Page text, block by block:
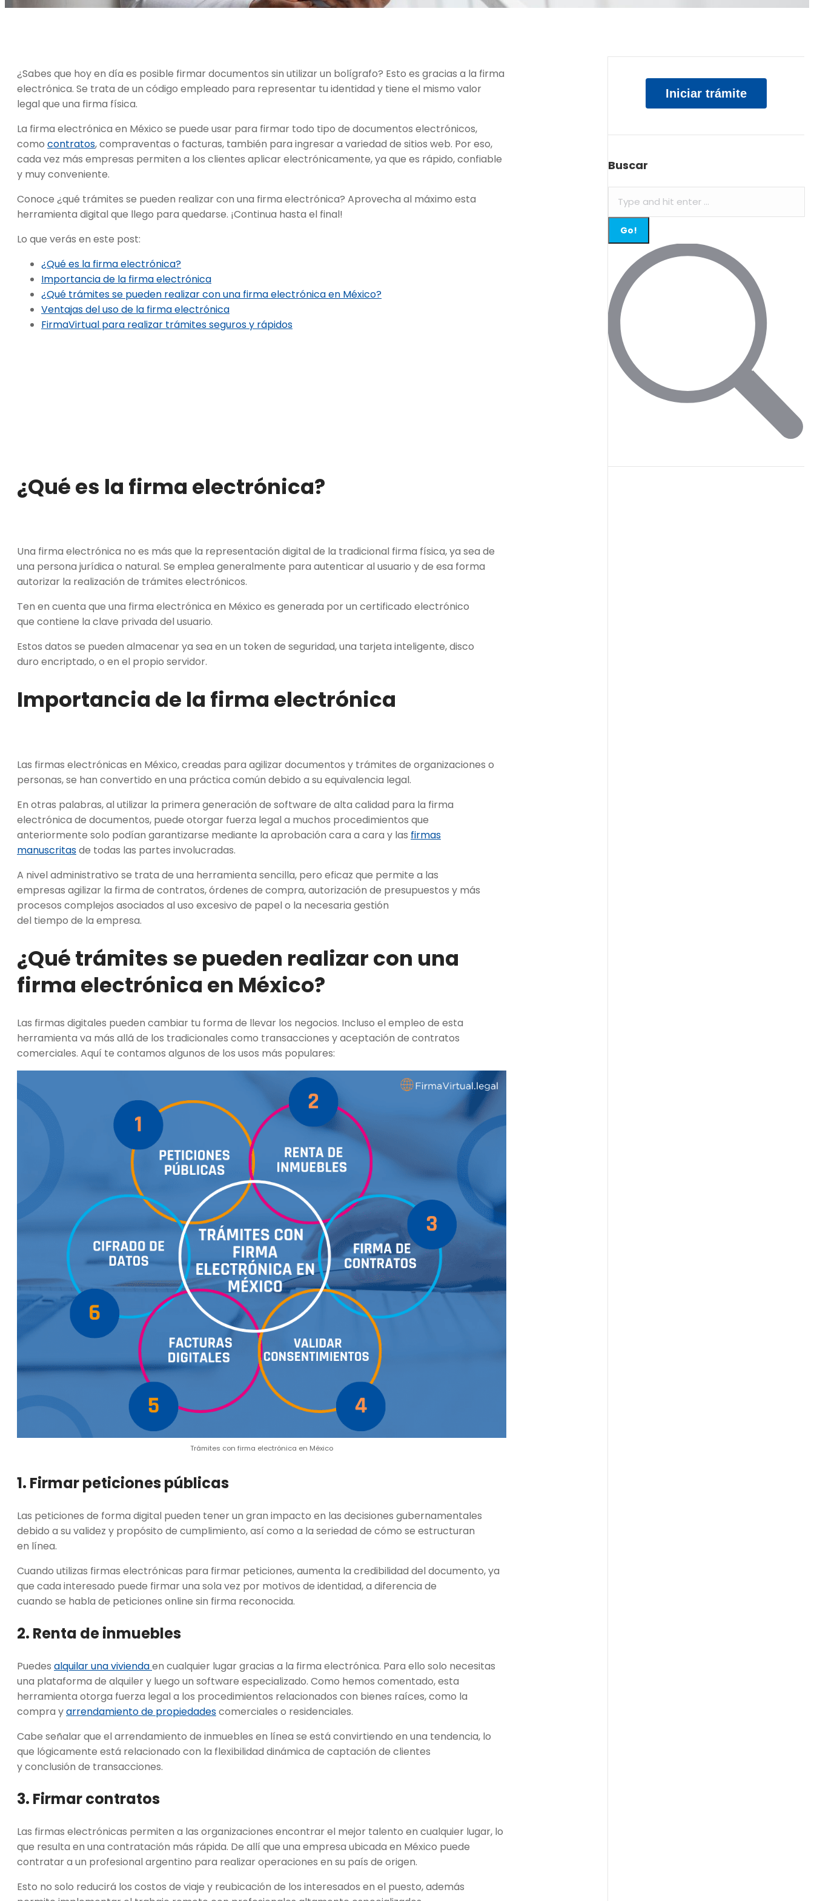
¿Sabes que hoy en día es posible firmar documentos sin utilizar un bolígrafo? Esto es gracias a la firma
electrónica. Se trata de un código empleado para representar tu identidad y tiene el mismo valor
legal que una firma física.
La firma electrónica en México se puede usar para firmar todo tipo de documentos electrónicos,
como contratos, compraventas o facturas, también para ingresar a variedad de sitios web. Por eso,
cada vez más empresas permiten a los clientes aplicar electrónicamente, ya que es rápido, confiable
y muy conveniente.
Conoce ¿qué trámites se pueden realizar con una firma electrónica? Aprovecha al máximo esta
herramienta digital que llego para quedarse. ¡Continua hasta el final!
Lo que verás en este post:
¿Qué es la firma electrónica?
Importancia de la firma electrónica
¿Qué trámites se pueden realizar con una firma electrónica en México?
Ventajas del uso de la firma electrónica
FirmaVirtual para realizar trámites seguros y rápidos
¿Qué es la firma electrónica?
Una firma electrónica no es más que la representación digital de la tradicional firma física, ya sea de
una persona jurídica o natural. Se emplea generalmente para autenticar al usuario y de esa forma
autorizar la realización de trámites electrónicos.
Ten en cuenta que una firma electrónica en México es generada por un certificado electrónico
que contiene la clave privada del usuario.
Estos datos se pueden almacenar ya sea en un token de seguridad, una tarjeta inteligente, disco
duro encriptado, o en el propio servidor.
Importancia de la firma electrónica
Las firmas electrónicas en México, creadas para agilizar documentos y trámites de organizaciones o
personas, se han convertido en una práctica común debido a su equivalencia legal.
En otras palabras, al utilizar la primera generación de software de alta calidad para la firma
electrónica de documentos, puede otorgar fuerza legal a muchos procedimientos que
anteriormente solo podían garantizarse mediante la aprobación cara a cara y las firmas
manuscritasde todas las partes involucradas.
A nivel administrativo se trata de una herramienta sencilla, pero eficaz que permite a las
empresas agilizar la firma de contratos, órdenes de compra, autorización de presupuestos y más
procesos complejos asociados al uso excesivo de papel o la necesaria gestión
del tiempo de la empresa.
¿Qué trámites se pueden realizar con una
firma electrónica en México?
Las firmas digitales pueden cambiar tu forma de llevar los negocios. Incluso el empleo de esta
herramienta va más allá de los tradicionales como transacciones y aceptación de contratos
comerciales. Aquí te contamos algunos de los usos más populares:
Trámites con firma electrónica en México
1. Firmar peticiones públicas
Las peticiones de forma digital pueden tener un gran impacto en las decisiones gubernamentales
debido a su validez y propósito de cumplimiento, así como a la seriedad de cómo se estructuran
en línea.
Cuando utilizas firmas electrónicas para firmar peticiones, aumenta la credibilidad del documento, ya
que cada interesado puede firmar una sola vez por motivos de identidad, a diferencia de
cuando se habla de peticiones online sin firma reconocida.
2. Renta de inmuebles
Puedes alquilar una viviendaen cualquier lugar gracias a la firma electrónica. Para ello solo necesitas
una plataforma de alquiler y luego un software especializado. Como hemos comentado, esta
herramienta otorga fuerza legal a los procedimientos relacionados con bienes raíces, como la
compra yarrendamiento de propiedadescomerciales o residenciales.
Cabe señalar que el arrendamiento de inmuebles en línea se está convirtiendo en una tendencia, lo
que lógicamente está relacionado con la flexibilidad dinámica de captación de clientes
y conclusión de transacciones.
3. Firmar contratos
Las firmas electrónicas permiten a las organizaciones encontrar el mejor talento en cualquier lugar, lo
que resulta en una contratación más rápida. De allí que una empresa ubicada en México puede
contratar a un profesional argentino para realizar operaciones en su país de origen.
Esto no solo reducirá los costos de viaje y reubicación de los interesados ​​en el puesto, además
Iniciar trámite
Buscar